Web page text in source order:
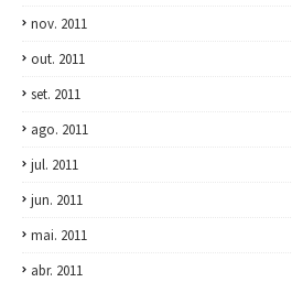
nov. 2011
out. 2011
set. 2011
ago. 2011
jul. 2011
jun. 2011
mai. 2011
abr. 2011